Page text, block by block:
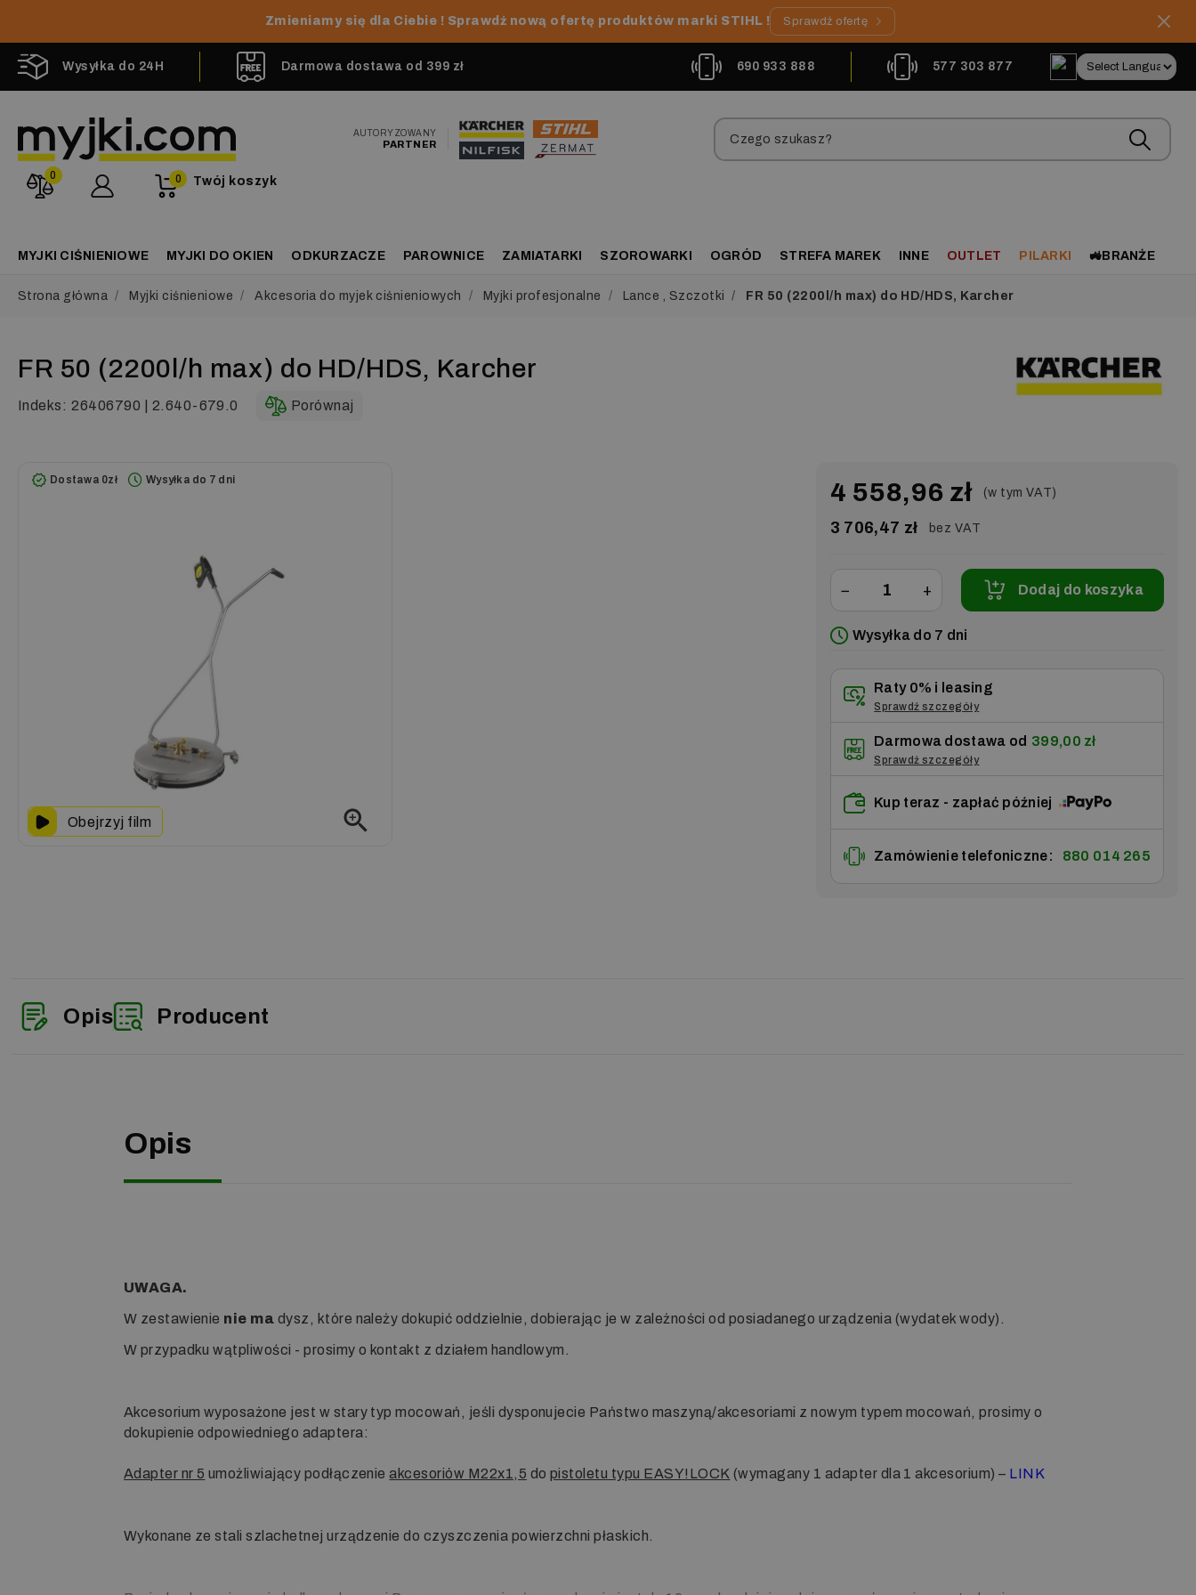
Zmieniamy się dla Ciebie ! Sprawdź nową ofertę produktów marki STIHL ! Sprawdź ofertę
Wysyłka do 24H Darmowa dostawa od 399 zł 690 933 888 577 303 877
AUTORYZOWANY
PARTNER
0 Twój koszyk
0
MYJKI CIŚNIENIOWE MYJKI DO OKIEN ODKURZACZE PAROWNICE ZAMIATARKI SZOROWARKI OGRÓD STREFA MAREK INNE OUTLET PILARKI 🚜BRANŻE
Strona główna Myjki ciśnieniowe Akcesoria do myjek ciśnieniowych Myjki profesjonalne Lance , Szczotki FR 50 (2200l/h max) do HD/HDS, Karcher
FR 50 (2200l/h max) do HD/HDS, Karcher
Indeks: 26406790 | 2.640-679.0 Porównaj
Dostawa 0zł Wysyłka do 7 dni
Obejrzyj film zoom_in
4 558,96 zł (w tym VAT)
3 706,47 zł bez VAT
− + Dodaj do koszyka
Wysyłka do 7 dni
Raty 0% i leasing
Sprawdź szczegóły
Darmowa dostawa od 399,00 zł
Sprawdź szczegóły
Kup teraz - zapłać później
Zamówienie telefoniczne: 880 014 265
Opis Producent
Opis
UWAGA.
W zestawienie nie ma dysz, które należy dokupić oddzielnie, dobierając je w zależności od posiadanego urządzenia (wydatek wody).
W przypadku wątpliwości - prosimy o kontakt z działem handlowym.
Akcesorium wyposażone jest w stary typ mocowań, jeśli dysponujecie Państwo maszyną/akcesoriami z nowym typem mocowań, prosimy o
dokupienie odpowiedniego adaptera:
Adapter nr 5 umożliwiający podłączenieakcesoriów M22x1,5 do pistoletu typu EASY!LOCK (wymagany 1 adapter dla 1 akcesorium) – LINK
Wykonane ze stali szlachetnej urządzenie do czyszczenia powierzchni płaskich.